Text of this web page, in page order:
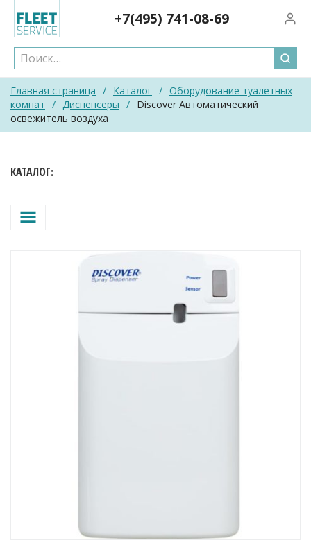
content
+7(495) 741-08-69
Главная страница / Каталог / Оборудование туалетных
комнат / Диспенсеры / Discover Автоматический
освежитель воздуха
КАТАЛОГ